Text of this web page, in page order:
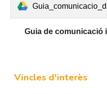
Guia de comunicació
Vincles d'interès